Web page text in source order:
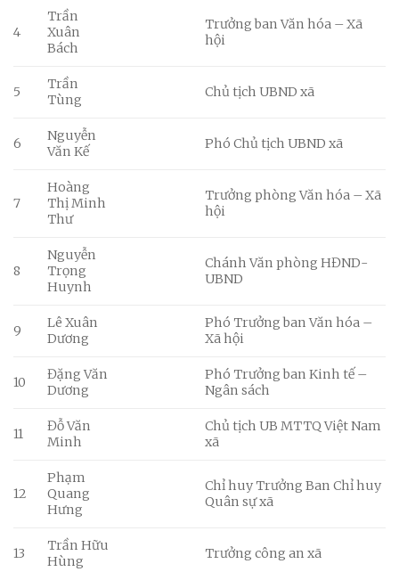
4
Trần
Xuân
Bách
Trưởng ban Văn hóa – Xã
hội
5
Trần
Tùng
Chủ tịch UBND xã
6
Nguyễn
Văn Kế
Phó Chủ tịch UBND xã
7
Hoàng
Thị Minh
Thư
Trưởng phòng Văn hóa – Xã
hội
8
Nguyễn
Trọng
Huynh
Chánh Văn phòng HĐND-
UBND
9
Lê Xuân
Dương
Phó Trưởng ban Văn hóa –
Xã hội
10
Đặng Văn
Dương
Phó Trưởng ban Kinh tế –
Ngân sách
11
Đỗ Văn
Minh
Chủ tịch UB MTTQ Việt Nam
xã
12
Phạm
Quang
Hưng
Chỉ huy Trưởng Ban Chỉ huy
Quân sự xã
13
Trần Hữu
Hùng
Trưởng công an xã